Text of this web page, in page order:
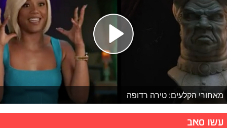
מאחורי הקלעים: טירה רדופה
עשו סאב